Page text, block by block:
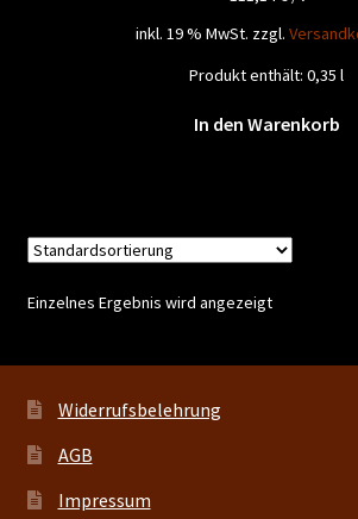
inkl. 19 % MwSt. zzgl.
Produkt enthält: 0,35 l
In den Warenkorb
Einzelnes Ergebnis wird angezeigt
Widerrufsbelehrung
AGB
Impressum